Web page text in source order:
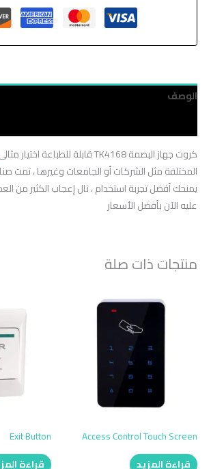
الوصف
كروت جهاز البصمة TK4168 قابلة للطباعة اختيار مثالى
المختلفة مثل الشركات أو الجامعات وغيرها ، تمت
يمنحك أفضل تجربة استخدام ، نال إعجاب الكثير من
عليه الآن بأفضل الأسعار
منتجات ذات صلة
Access Control Touch Screen
قراءة المزيد
Exit Button
قراءة